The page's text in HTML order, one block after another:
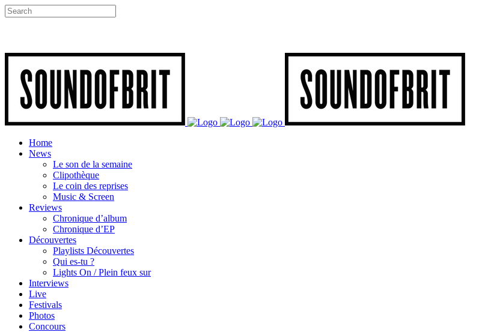
Home
News
Le son de la semaine
Clipothèque
Le coin des reprises
Music & Screen
Reviews
Chronique d’album
Chronique d’EP
Découvertes
Playlists Découvertes
Qui es-tu ?
Lights On / Plein feux sur
Interviews
Live
Festivals
Photos
Concours